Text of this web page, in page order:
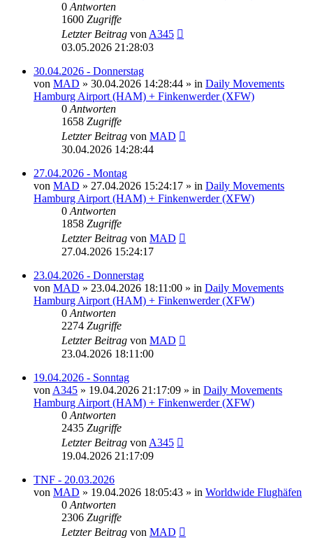
0 Antworten
1600 Zugriffe
Letzter Beitrag von A345
03.05.2026 21:28:03
30.04.2026 - Donnerstag
von MAD » 30.04.2026 14:28:44 » in Daily Movements
Hamburg Airport (HAM) + Finkenwerder (XFW)
0 Antworten
1658 Zugriffe
Letzter Beitrag von MAD
30.04.2026 14:28:44
27.04.2026 - Montag
von MAD » 27.04.2026 15:24:17 » in Daily Movements
Hamburg Airport (HAM) + Finkenwerder (XFW)
0 Antworten
1858 Zugriffe
Letzter Beitrag von MAD
27.04.2026 15:24:17
23.04.2026 - Donnerstag
von MAD » 23.04.2026 18:11:00 » in Daily Movements
Hamburg Airport (HAM) + Finkenwerder (XFW)
0 Antworten
2274 Zugriffe
Letzter Beitrag von MAD
23.04.2026 18:11:00
19.04.2026 - Sonntag
von A345 » 19.04.2026 21:17:09 » in Daily Movements
Hamburg Airport (HAM) + Finkenwerder (XFW)
0 Antworten
2435 Zugriffe
Letzter Beitrag von A345
19.04.2026 21:17:09
TNF - 20.03.2026
von MAD » 19.04.2026 18:05:43 » in Worldwide Flughäfen
0 Antworten
2306 Zugriffe
Letzter Beitrag von MAD